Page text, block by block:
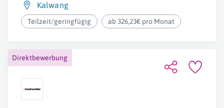
Kalwang
Teilzeit/geringfügig ab 326,23€ pro Monat
Direktbewerbung